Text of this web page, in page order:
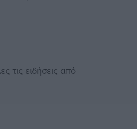
τις ειδήσεις από